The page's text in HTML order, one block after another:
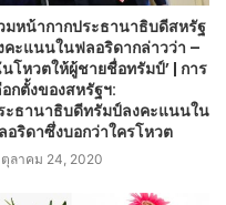
มหน้ากากประธานาธิบดีสหรัฐ
คะแนนในฟลอริดากล่าวว่า –
นโหวตให้ผู้ชายชื่อทรัมป์’ | การ
อกตั้งของสหรัฐฯ:
ะธานาธิบดีทรัมป์ลงคะแนนใน
อริดาซึ่งบอกว่าใครโหวต
ตุลาคม 24, 2020